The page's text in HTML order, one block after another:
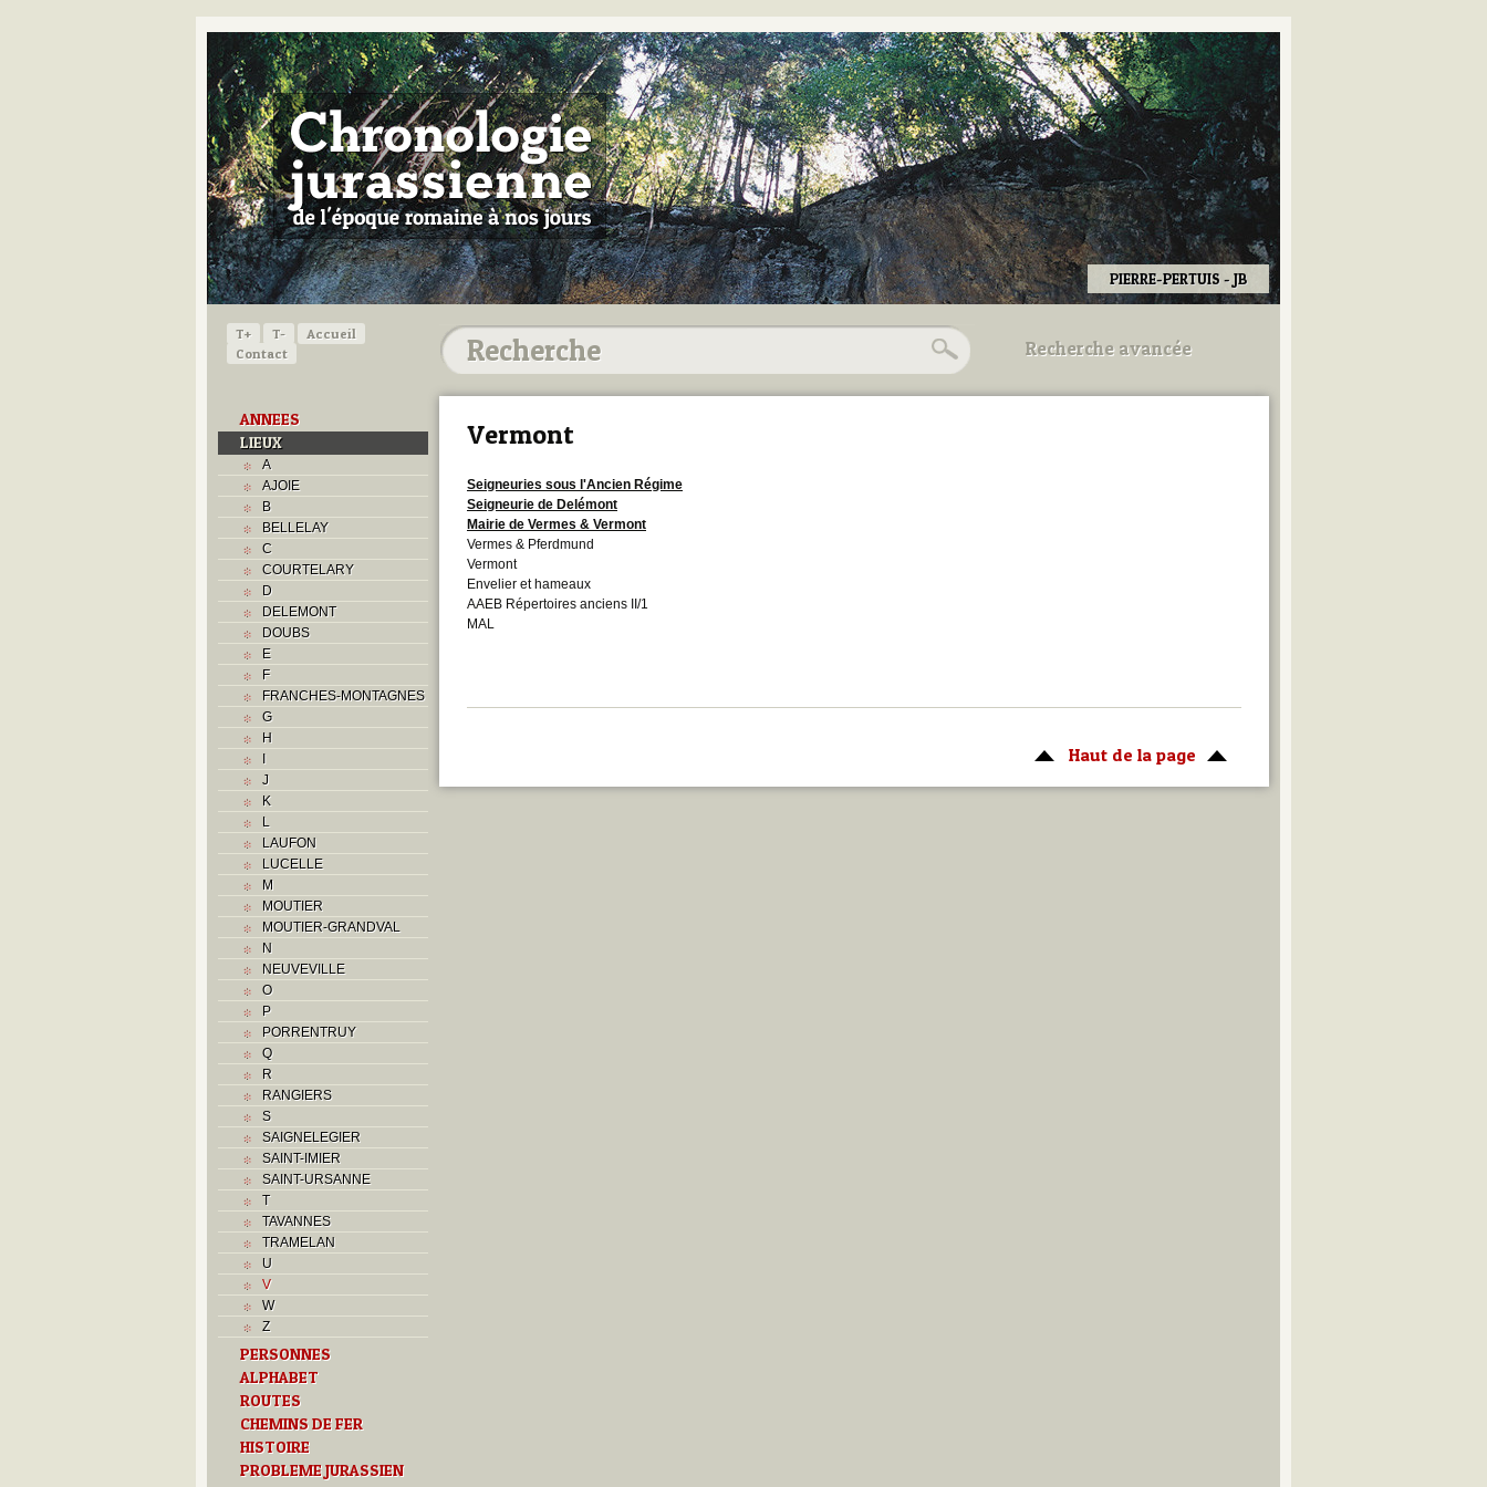
PIERRE-PERTUIS - JB
T+ T-
Accueil
Contact
ANNEES
LIEUX
A
AJOIE
B
BELLELAY
C
COURTELARY
D
DELEMONT
DOUBS
E
F
FRANCHES-MONTAGNES
G
H
I
J
K
L
LAUFON
LUCELLE
M
MOUTIER
MOUTIER-GRANDVAL
N
NEUVEVILLE
O
P
PORRENTRUY
Q
R
RANGIERS
S
SAIGNELEGIER
SAINT-IMIER
SAINT-URSANNE
T
TAVANNES
TRAMELAN
U
V
W
Z
PERSONNES
ALPHABET
ROUTES
CHEMINS DE FER
HISTOIRE
PROBLEME JURASSIEN
Recherche avancée
Utilisez les champs ci-dessous
Vermont
Seigneuries sous l'Ancien Régime
Seigneurie de Delémont
Mairie de Vermes & Vermont
Vermes & Pferdmund
Vermont
Envelier et hameaux
AAEB Répertoires anciens II/1
MAL
Haut de la page